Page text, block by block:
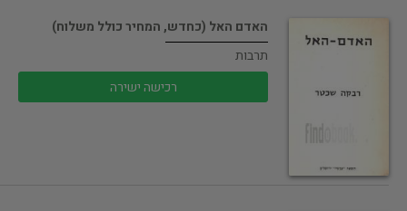
האדם האל (כחדש, המחיר כולל משלוח)
תרבות
רכישה ישירה